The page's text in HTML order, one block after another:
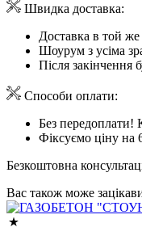
Швидка доставка:
Доставка в той же
Шоурум з усіма
Після закінчення
Способи оплати:
Без передоплати!
Фіксуємо ціну на
Безкоштовна
Вас також може